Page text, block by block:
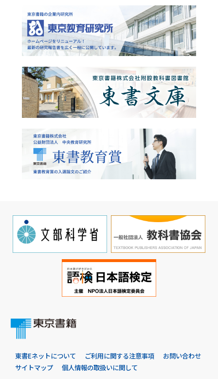
東書Eネットについて ご利用に関する注意事項
お問い合わせ
サイトマップ
個人情報の取扱いに関して